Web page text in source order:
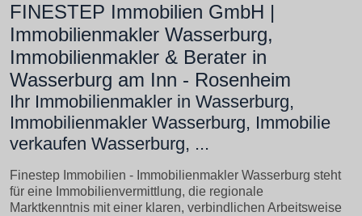
FINESTEP Immobilien GmbH |
Immobilienmakler Wasserburg,
Immobilienmakler & Berater in
Wasserburg am Inn - Rosenheim
Ihr Immobilienmakler in Wasserburg,
Immobilienmakler Wasserburg, Immobilie
verkaufen Wasserburg, ...
Finestep Immobilien - Immobilienmakler Wasserburg steht
für eine Immobilienvermittlung, die regionale
Marktkenntnis mit einer klaren, verbindlichen Arbeitsweise